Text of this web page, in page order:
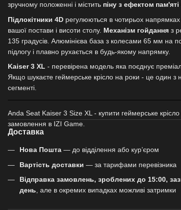
зручному положенні і містить піну з ефектом пам'яті
Підлокітники 4D регулюються в чотирьох напрямках
вашої постави і висоти столу. Механізм гойдання з
135 градусів. Алюмінієва база з колесами 65 мм на
підлогу і плавно рухається в будь-якому напрямку.
Kaiser 3 XL - перевірена модель яка поєднує
Якщо шукаєте геймерське крісло на роки - це один з
сегменті.
Anda Seat Kaiser 3 Size XL - купити геймерське
замовлення в IZI Game.
Доставка
Нова Пошта — до відділення або кур’єром
Вартість доставки — за тарифами перевізника
Відправка замовлень, зроблених до 15:00,
день , але в окремих випадках можливі затримки